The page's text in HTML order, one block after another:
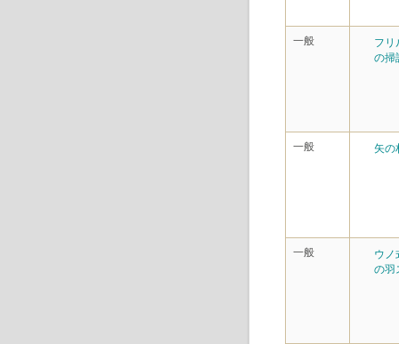
一般
フリ
の掃
一般 矢の
一般
ウノ
の羽